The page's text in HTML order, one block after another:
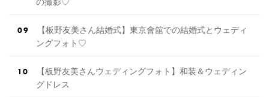
【板野友美さん結婚式】東京會舘での結婚式とウェディ
ングフォト♡
【板野友美さんウェディングフォト】和装＆ウェディン
グドレス